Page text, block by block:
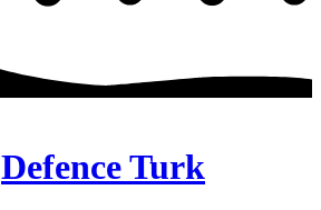
Defence Turk